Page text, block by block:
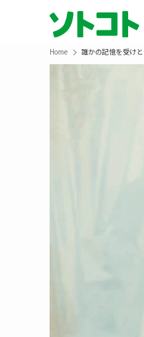
Home 誰かの記憶を受け